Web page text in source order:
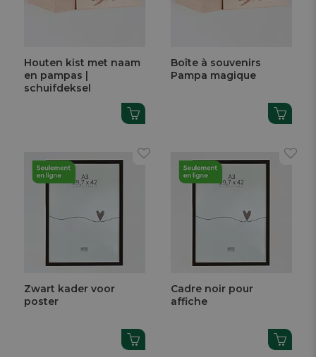
Houten kist met naam
en pampas |
schuifdeksel
Boîte à souvenirs
Pampa magique
Zwart kader voor
poster
Cadre noir pour
affiche